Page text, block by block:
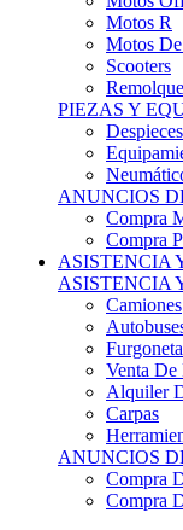
Motos R
Motos
Scooters
PIEZAS Y
Despieces
ANUNCIOS
Compra
Compra
ASISTENCIA
ASISTENCIA
Camiones
Venta De
Alquiler
Carpas
ANUNCIOS
Compra
Compra